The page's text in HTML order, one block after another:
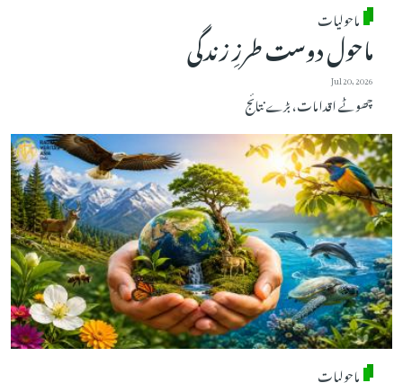
ماحولیات
ماحول دوست طرزِ زندگی
Jul 20, 2026
چھوٹے اقدامات، بڑے نتائج
ماحولیات